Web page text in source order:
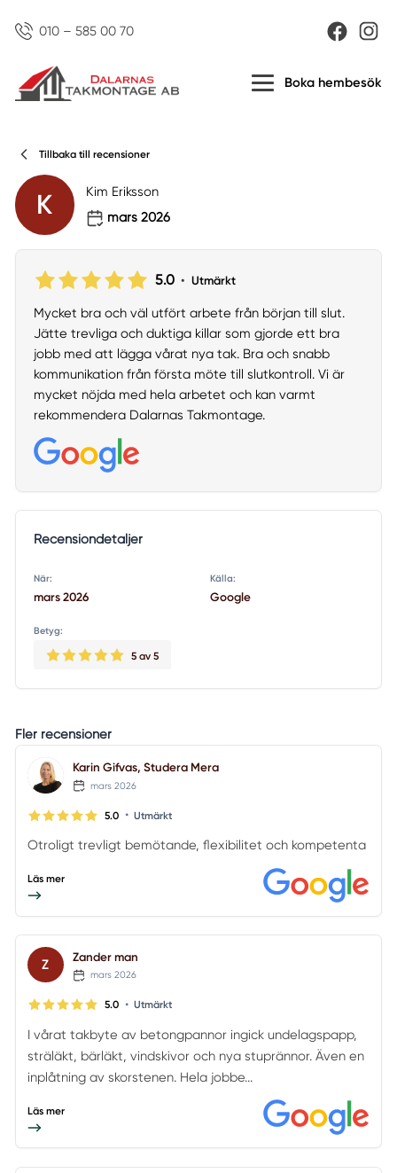
010 – 585 00 70
Boka hembesök
Tillbaka till recensioner
K
Kim Eriksson
mars 2026
5.0 • Utmärkt
Mycket bra och väl utfört arbete från början till slut.
Jätte trevliga och duktiga killar som gjorde ett bra
jobb med att lägga vårat nya tak. Bra och snabb
kommunikation från första möte till slutkontroll. Vi är
mycket nöjda med hela arbetet och kan varmt
rekommendera Dalarnas Takmontage.
Recensiondetaljer
När:
mars 2026
Källa:
Google
Betyg:
5av 5
Fler recensioner
Karin Gifvas, Studera Mera
mars 2026
5.0 • Utmärkt
Otroligt trevligt bemötande, flexibilitet och kompetenta
Läs mer
Z Zander man
mars 2026
5.0 • Utmärkt
I vårat takbyte av betongpannor ingick undelagspapp,
sträläkt, bärläkt, vindskivor och nya stuprännor. Även en
inplåtning av skorstenen. Hela jobbe...
Läs mer